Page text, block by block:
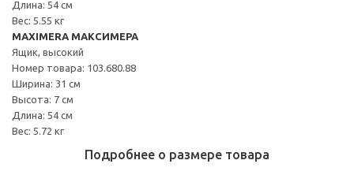
Длина: 54 см
Вес: 5.55 кг
MAXIMERA МАКСИМЕРА
Ящик, высокий
Номер товара: 103.680.88
Ширина: 31 см
Высота: 7 см
Длина: 54 см
Вес: 5.72 кг
Подробнее о размере товара